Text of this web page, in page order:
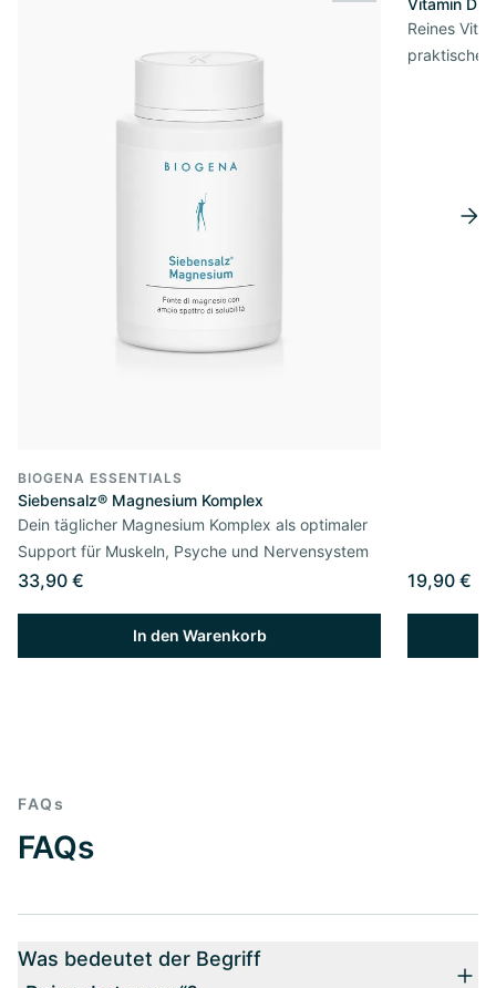
BIOGENA ESSENTIALS
Siebensalz® Magnesium Komplex
Dein täglicher Magnesium Komplex als optimaler
Support für Muskeln, Psyche und Nervensystem
33,90 €
In den Warenkorb
Vitamin D3
Reines
praktischer
19,90 €
FAQs
FAQs
Was bedeutet der Begriff